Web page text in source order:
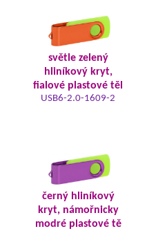
světle zelený
hliníkový kryt,
fialové plastové těl
USB6-2.0-1609-2
černý hliníkový
kryt, námořnicky
modré plastové tě